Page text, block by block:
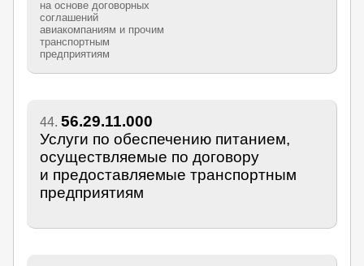
на основе договорных
соглашений
авиакомпаниям и прочим
транспортным
предприятиям
44. 56.29.11.000
Услуги по обеспечению питанием,
осуществляемые по договору
и предоставляемые транспортным
предприятиям